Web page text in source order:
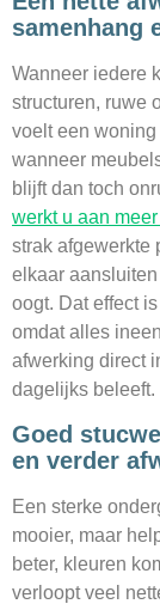
samenhang
Wanneer iedere
structuren, ruwe
voelt een
wanneer
blijft dan toch
werkt u aan
strak afgewerkte
elkaar
oogt. Dat effect
omdat alles
afwerking direct
dagelijks beleeft.
Goed
en verder
Een sterke
mooier, maar
beter, kleuren
verloopt veel